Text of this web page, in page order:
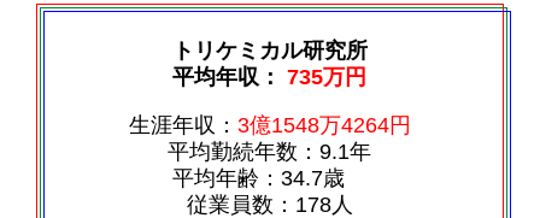
トリケミカル研究所
平均年収：735万円
生涯年収： 3億1548万4264円
平均勤続年数：9.1年
平均年齢：34.7歳
従業員数：178人